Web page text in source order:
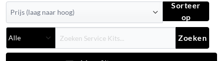
Sorteer
op
Zoeken